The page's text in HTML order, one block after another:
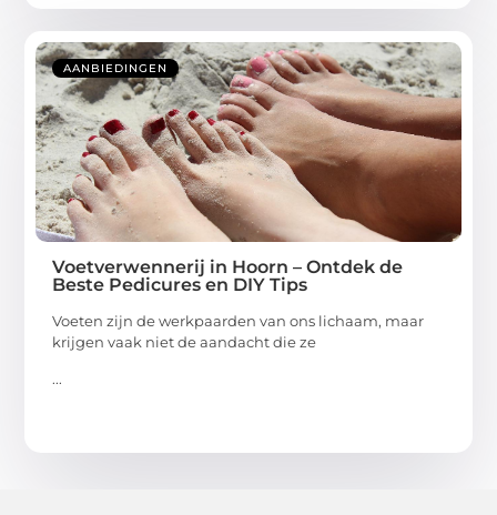
AANBIEDINGEN
Voetverwennerij in Hoorn – Ontdek de
Beste Pedicures en DIY Tips
Voeten zijn de werkpaarden van ons lichaam, maar
krijgen vaak niet de aandacht die ze
...